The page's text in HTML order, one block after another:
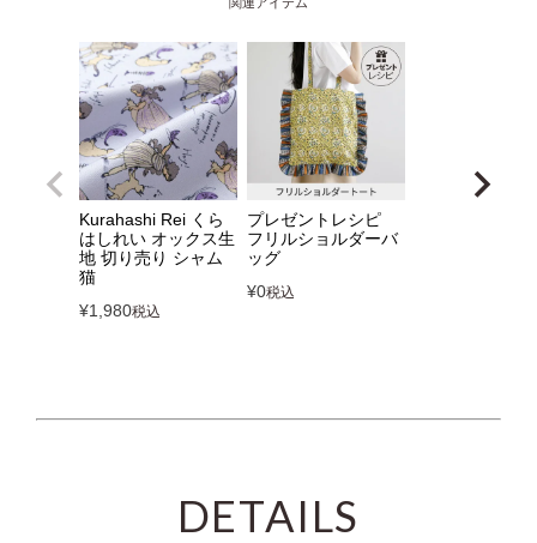
Kurahashi Rei くら
はしれい オックス生
地 切り売り シャム
猫
¥1,980税込
プレゼントレシピ
フリルショルダーバ
ッグ
¥0税込
DETAILS